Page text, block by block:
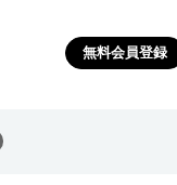
無料会員登録